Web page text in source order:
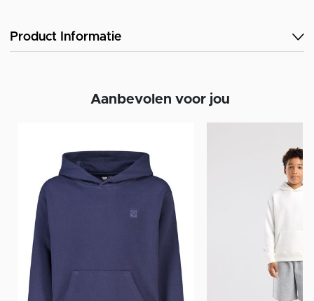
Product Informatie
Aanbevolen voor jou